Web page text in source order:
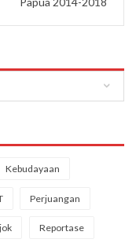
Kebudayaan
Perjuangan
Reportase